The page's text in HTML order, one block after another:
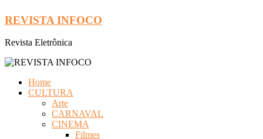
descontração
Oficinas gratuitas no Museu Nacional apresentam o processo
criativo do artista Vik Muniz
REVISTA INFOCO
Revista Eletrônica
Home
CULTURA
Arte
CARNAVAL
CINEMA
Filmes